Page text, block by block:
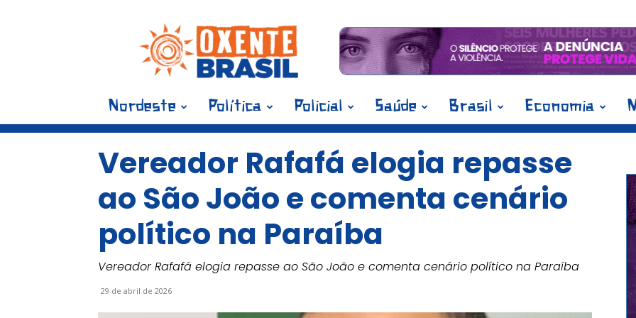
Blog
Oxente
Brasil
Nordeste Política Policial Saúde Brasil Economia
Vereador Rafafá elogia repasse
ao São João e comenta cenário
político na Paraíba
Vereador Rafafá elogia repasse ao São João e comenta cenário político na Paraíba
29 de abril de 2026